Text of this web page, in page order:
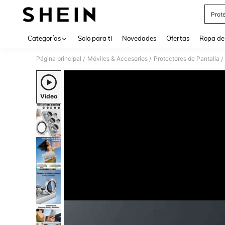
Categorías Solo para ti Novedades Ofertas Ropa
Página principal / Móviles & Accesorios / Protectores de Pantalla /
Video